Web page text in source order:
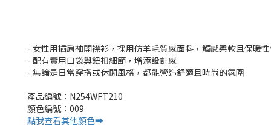
- 女性用插肩袖開襟衫，採用仿羊毛質感面料，觸感柔軟且保暖
- 配有實用口袋與鈕扣細節，增添設計感
- 無論是日常穿搭或休閒風格，都能營造舒適且時尚的氛圍
產品編號：N254WFT210
顏色編號：009
點我查看其他顏色➡️